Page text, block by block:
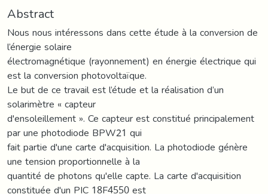
Abstract
Nous nous intéressons dans cette étude à la conversion de
l’énergie solaire
électromagnétique (rayonnement) en énergie électrique qui
est la conversion photovoltaïque.
Le but de ce travail est l’étude et la réalisation d’un
solarimètre « capteur
d'ensoleillement ». Ce capteur est constitué principalement
par une photodiode BPW21 qui
fait partie d'une carte d'acquisition. La photodiode génère
une tension proportionnelle à la
quantité de photons qu'elle capte. La carte d'acquisition
constituée d'un PIC 18F4550 est